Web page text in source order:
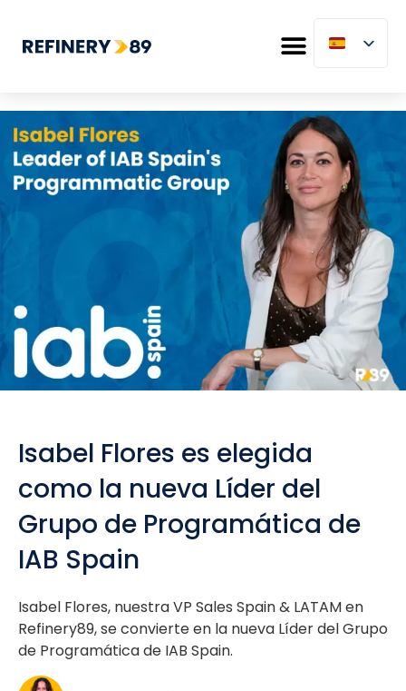
Isabel Flores es elegida
como la nueva Líder del
Grupo de Programática de
IAB Spain
Isabel Flores, nuestra VP Sales Spain & LATAM en
Refinery89, se convierte en la nueva Líder del Grupo
de Programática de IAB Spain.